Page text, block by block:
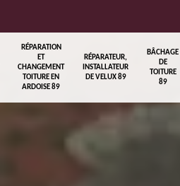
RÉPARATION
ET
CHANGEMENT
TOITURE EN
ARDOISE 89
RÉPARATEUR,
INSTALLATEUR
DE VELUX 89
BÂCHAGE
DE
TOITURE
89